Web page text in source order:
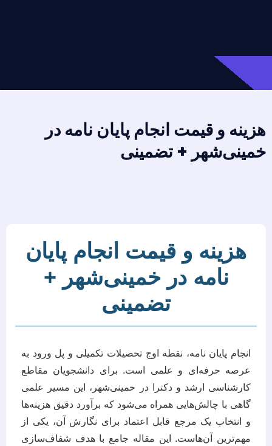
هزینه و قیمت انجام پایان نامه در
خمینی‌شهر + تضمینی
هزینه و قیمت انجام پایان
نامه در خمینی‌شهر +
تضمینی
انجام پایان نامه، نقطه اوج تحصیلات تکمیلی و پل ورود به
عرصه حرفه‌ای و علمی است. برای دانشجویان مقاطع
کارشناسی ارشد و دکترا در خمینی‌شهر، این مسیر علمی
گاهی با چالش‌هایی همراه می‌شود که برآورد دقیق هزینه‌ها
و انتخاب یک مرجع قابل اعتماد برای نگارش آن، یکی از
مهم‌ترین آن‌هاست. این مقاله جامع با هدف شفاف‌سازی